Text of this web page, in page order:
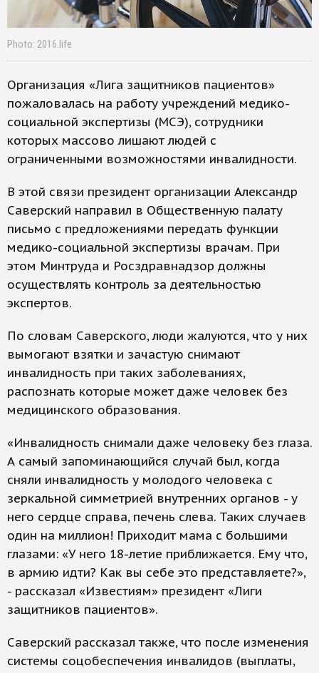
Photo: 2016.life
Организация «Лига защитников пациентов»
пожаловалась на работу учреждений медико-
социальной экспертизы (МСЭ), сотрудники
которых массово лишают людей с
ограниченными возможностями инвалидности.
В этой связи президент организации Александр
Саверский направил в Общественную палату
письмо с предложениями передать функции
медико-социальной экспертизы врачам. При
этом Минтруда и Росздравнадзор должны
осуществлять контроль за деятельностью
экспертов.
По словам Саверского, люди жалуются, что у них
вымогают взятки и зачастую снимают
инвалидность при таких заболеваниях,
распознать которые может даже человек без
медицинского образования.
«Инвалидность снимали даже человеку без глаза.
А самый запоминающийся случай был, когда
сняли инвалидность у молодого человека с
зеркальной симметрией внутренних органов - у
него сердце справа, печень слева. Таких случаев
один на миллион! Приходит мама с большими
глазами: «У него 18-летие приближается. Ему что,
в армию идти? Как вы себе это представляете?»,
- рассказал «Известиям» президент «Лиги
защитников пациентов».
Саверский рассказал также, что после изменения
системы соцобеспечения инвалидов (выплаты,